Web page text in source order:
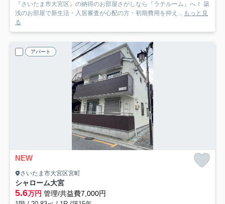
『さいたま市大宮区』の納得のお部屋さがしなら『ラテルーム』へ！ 築
浅のお部屋で新生活・入居審査が心配の方・初期費用を抑え... もっと見
る
アパート
NEW
さいたま市大宮区宮町
シャローム大宮
5.6万円 管理/共益費7,000円